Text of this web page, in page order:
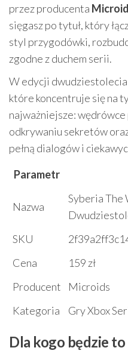
przez producenta
sięgasz po tytuł, który
styl przygodówki,
zgodne z duchem serii.
W edycji
które koncentruje się na
najważniejsze:
odkrywaniu sekretów
pełną dialogów i
Parametr
Nazwa
Syberia The
SKU
Cena
159 zł
Producent
Microids
Kategoria
Gry Xbox
Dla kogo będzie